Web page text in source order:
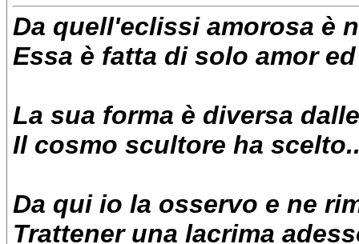
Da quell'eclissi amorosa è
Essa è fatta di solo amor
La sua forma è diversa
Il cosmo scultore ha
Da qui io la osservo e ne
Trattener una lacrima